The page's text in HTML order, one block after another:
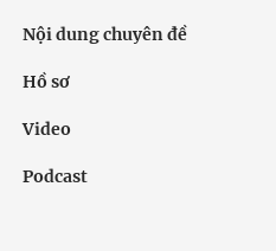
Nội dung chuyên đề
Hồ sơ
Video
Podcast